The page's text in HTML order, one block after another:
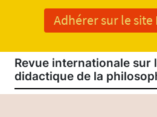
Adhérer sur le site
Revue internationale sur
didactique de la